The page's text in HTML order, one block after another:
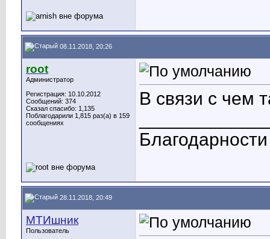
08.11.2018, 20:26
root
Администратор
Регистрация: 10.10.2012
Сообщений: 374
Сказал спасибо: 1,135
Поблагодарили 1,815 раз(а) в 159
сообщениях
В связи с чем
28.11.2018, 20:49
МТИшник
Пользователь